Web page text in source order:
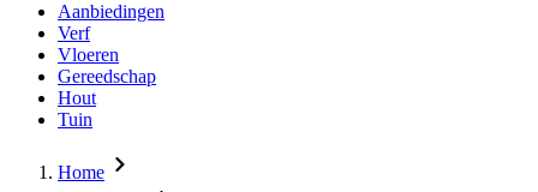
Aanbiedingen
Verf
Vloeren
Gereedschap
Hout
Tuin
Home